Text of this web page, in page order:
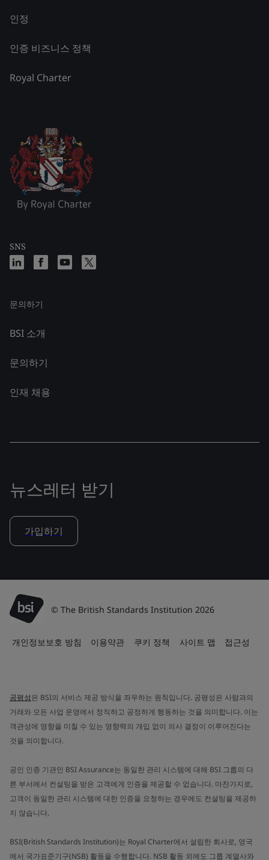
인정
인증 비즈니스 정책
Royal Charter
SNS
문의하기
BSI 소개
문의하기
인재 채용
뉴스레터 받기
가입하기
© The British Standards Institution 2026
개인정보보호 방침 이용약관 쿠키 정책 사이트 맵 접근성
공평성은 BSI의 서비스 제공 방식을 좌우하는 원칙입니다. 공평성은 사람과의
거래와 모든 사업 운영에서 정직하고 공정하게 행동하는 것을 의미합니다. 이는
객관성에 영향을 미칠 수 있는 영향력의 개입 없이 의사 결정이 이루어진다는
것을 의미합니다.
공인 인증 기관인 BSI Assurance는 동일한 관리 시스템에 대해 BSI 그룹의 다
른 부서에서 컨설팅을 받은 고객에게 인증을 제공할 수 없습니다. 마찬가지로,
고객이 동일한 관리 시스템에 대한 인증을 요청하는 경우에도 컨설팅을 제공하
지 않습니다.
BSI(British Standards Institution)는 Royal Charter에서 설립한 회사로, 영국
에서 국가표준기구(NSB) 활동을 수행합니다. NSB 활동 외에도 그룹 계열사와